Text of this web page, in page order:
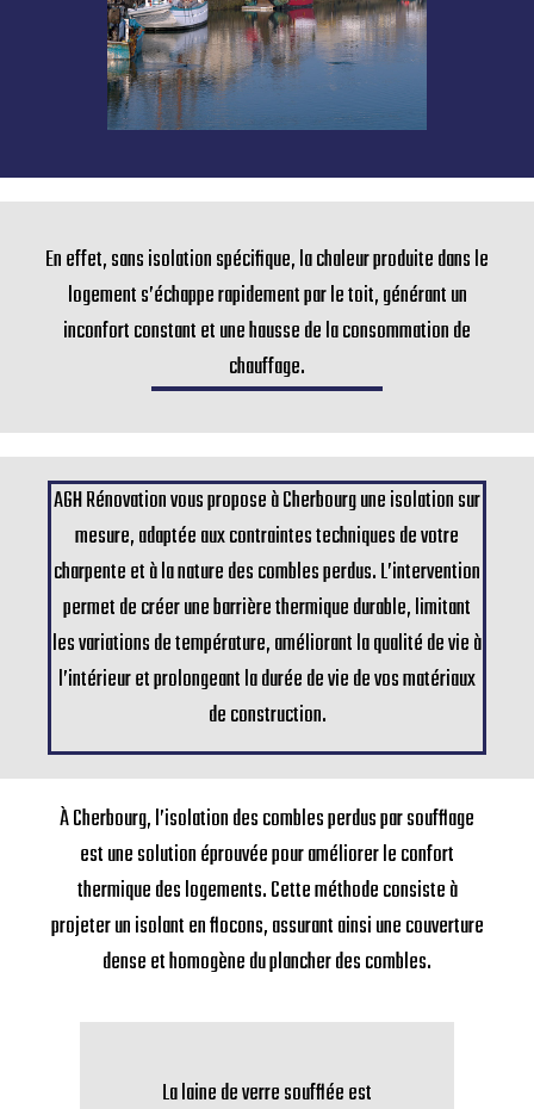
En effet, sans isolation spécifique, la chaleur produite dans le
logement s’échappe rapidement par le toit, générant un
inconfort constant et une hausse de la consommation de
chauffage.
AGH Rénovation vous propose à Cherbourg une isolation sur
mesure, adaptée aux contraintes techniques de votre
charpente et à la nature des combles perdus. L’intervention
permet de créer une barrière thermique durable, limitant
les variations de température, améliorant la qualité de vie à
l’intérieur et prolongeant la durée de vie de vos matériaux
de construction.
À Cherbourg, l’isolation des combles perdus par soufflage
est une solution éprouvée pour améliorer le confort
thermique des logements. Cette méthode consiste à
projeter un isolant en flocons, assurant ainsi une couverture
dense et homogène du plancher des combles.
La laine de verre soufflée est